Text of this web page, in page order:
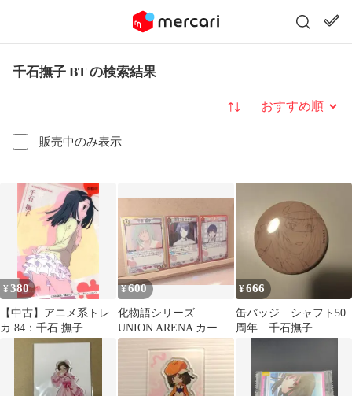
千石撫子 BT の検索結果
販売中のみ表示
並び替え
¥380
【中古】アニメ系トレ
カ 84：千石 撫子
¥600
化物語シリーズ
UNION ARENA カー
ド 千石,戦場ヶ原,神原
¥666
缶バッジ シャフト50
周年 千石撫子